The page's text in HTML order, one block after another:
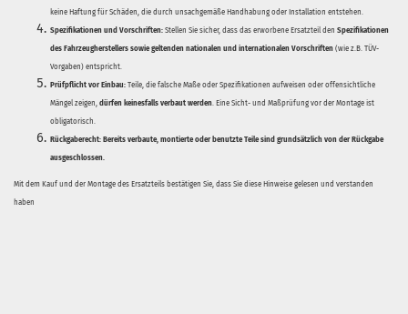
keine Haftung für Schäden, die durch unsachgemäße Handhabung oder Installation entstehen.
Spezifikationen und Vorschriften: Stellen Sie sicher, dass das erworbene Ersatzteil den Spezifikationen
des Fahrzeugherstellers sowie geltenden nationalen und internationalen Vorschriften (wie z.B. TÜV-
Vorgaben) entspricht.
Prüfpflicht vor Einbau: Teile, die falsche Maße oder Spezifikationen aufweisen oder offensichtliche
Mängel zeigen, dürfen keinesfalls verbaut werden. Eine Sicht- und Maßprüfung vor der Montage ist
obligatorisch.
Rückgaberecht: Bereits verbaute, montierte oder benutzte Teile sind grundsätzlich von der Rückgabe
ausgeschlossen.
Mit dem Kauf und der Montage des Ersatzteils bestätigen Sie, dass Sie diese Hinweise gelesen und verstanden
haben